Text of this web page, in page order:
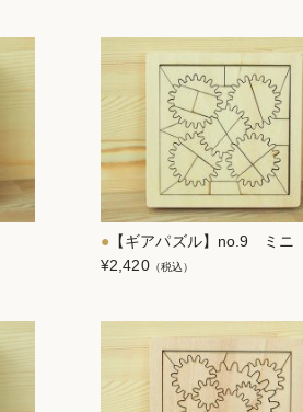
【ギアパズル】no.9 ミニ
¥2,420（税込）